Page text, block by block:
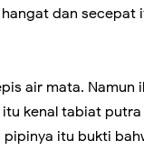
dan secepat
air mata. Namun
kenal tabiat
itu bukti